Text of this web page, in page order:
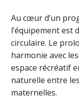
Au cœur d’un
l’équipement est
circulaire. Le
harmonie avec
espace récréatif
naturelle entre
maternelles.